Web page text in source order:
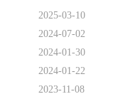
2025-03-10
2024-07-02
2024-01-30
2024-01-22
2023-11-08